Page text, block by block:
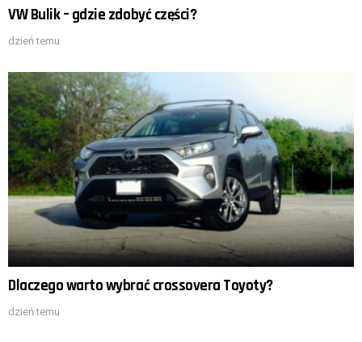
VW Bulik – gdzie zdobyć części?
dzień temu
Dlaczego warto wybrać crossovera Toyoty?
dzień temu